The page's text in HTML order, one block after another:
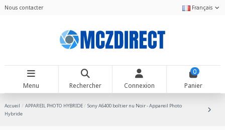
Nous contacter Français
Menu Rechercher Connexion
0
Panier
Accueil APPAREIL PHOTO HYBRIDE
Sony A6400 boîtier nu Noir - Appareil Photo
Hybride